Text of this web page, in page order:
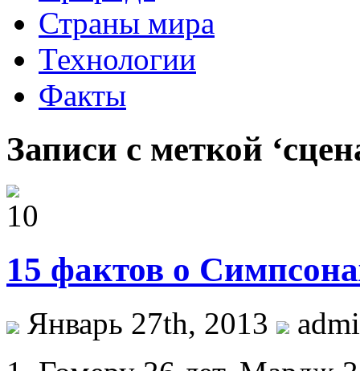
Страны мира
Технологии
Факты
Записи с меткой
15 фактов о
Январь 27th, 2013